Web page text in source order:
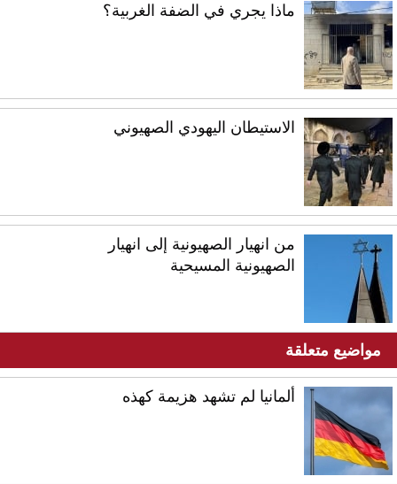
ماذا يجري في الضفة الغربية؟
الاستيطان اليهودي الصهيوني
من انهيار الصهيونية إلى انهيار
الصهيونية المسيحية
مواضيع متعلقة
ألمانيا لم تشهد هزيمة كهذه